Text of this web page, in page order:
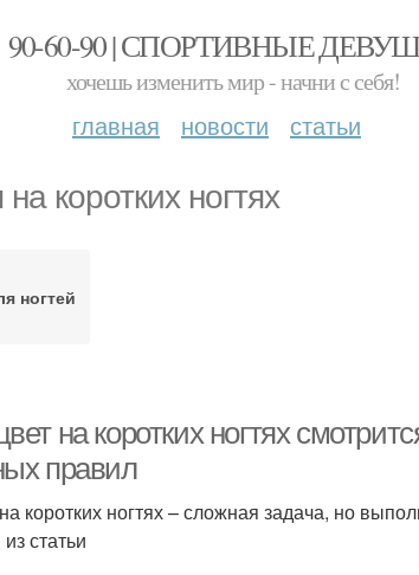
90-60-90 | СПОРТИВНЫЕ
хочешь изменить мир - начни с себя!
главная новости статьи
коротких ногтях
ногтей
на коротких ногтях
правил
коротких ногтях – сложная задача, но
статьи